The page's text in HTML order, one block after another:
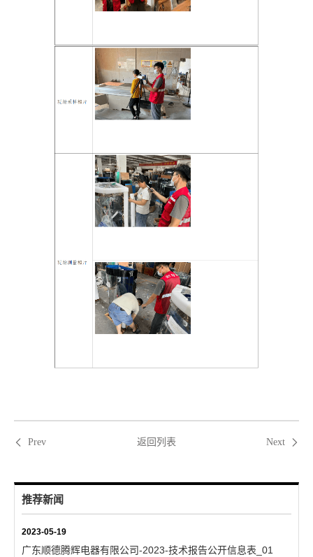
Prev 返回列表 Next
推荐新闻
2023-05-19
广东顺德腾辉电器有限公司-2023-技术报告公开信息表_01